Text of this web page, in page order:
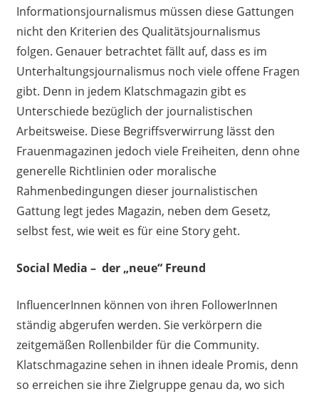
Informationsjournalismus müssen diese Gattungen
nicht den Kriterien des Qualitätsjournalismus
folgen. Genauer betrachtet fällt auf, dass es im
Unterhaltungsjournalismus noch viele offene Fragen
gibt. Denn in jedem Klatschmagazin gibt es
Unterschiede bezüglich der journalistischen
Arbeitsweise. Diese Begriffsverwirrung lässt den
Frauenmagazinen jedoch viele Freiheiten, denn ohne
generelle Richtlinien oder moralische
Rahmenbedingungen dieser journalistischen
Gattung legt jedes Magazin, neben dem Gesetz,
selbst fest, wie weit es für eine Story geht.
Social Media – der „neue“ Freund
InfluencerInnen können von ihren FollowerInnen
ständig abgerufen werden. Sie verkörpern die
zeitgemäßen Rollenbilder für die Community.
Klatschmagazine sehen in ihnen ideale Promis, denn
so erreichen sie ihreZielgruppe genau da, wo sich